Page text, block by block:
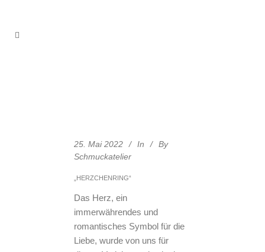
25. Mai 2022 In
By
Schmuckatelier
„HERZCHENRING“
Das Herz, ein
immerwährendes und
romantisches Symbol für die
Liebe, wurde von uns für